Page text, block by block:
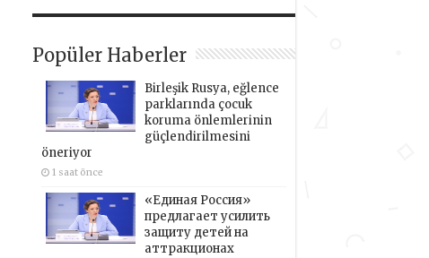
Popüler Haberler
Birleşik Rusya, eğlence
parklarında çocuk
koruma önlemlerinin
güçlendirilmesini
öneriyor
1 saat önce
«Единая Россия»
предлагает усилить
защиту детей на
аттракционах